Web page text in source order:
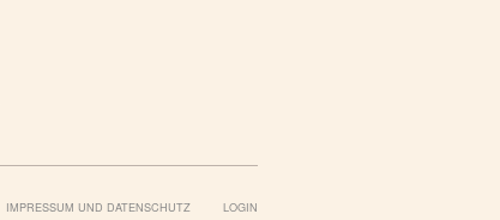
IMPRESSUM UND DATENSCHUTZ LOGIN